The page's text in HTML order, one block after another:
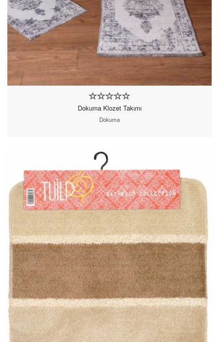
Dokuma Klozet Takımı
Dokuma